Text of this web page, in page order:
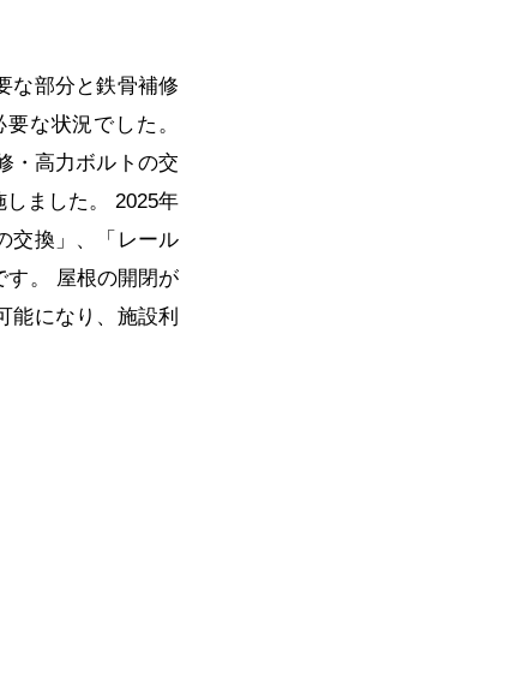
な部分と鉄骨補修
な状況でした。
・高力ボルトの交
ました。 2025年
交換」、「レール
す。 屋根の開閉が
能になり、施設利